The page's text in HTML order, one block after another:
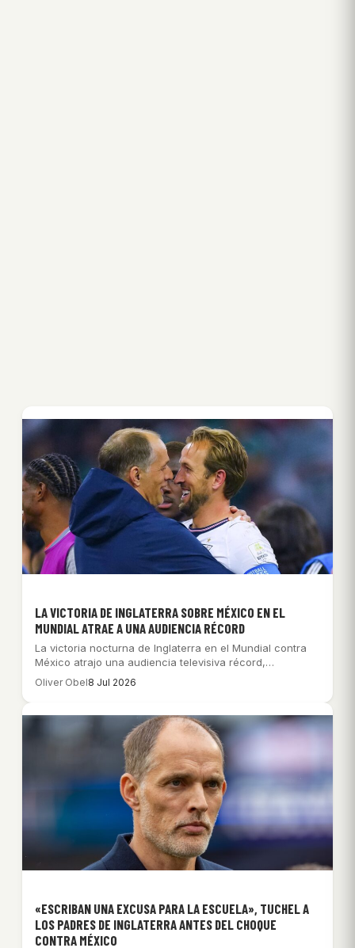
LA VICTORIA DE INGLATERRA SOBRE MÉXICO EN EL
MUNDIAL ATRAE A UNA AUDIENCIA RÉCORD
La victoria nocturna de Inglaterra en el Mundial contra
México atrajo una audiencia televisiva récord,…
Oliver Obel8 Jul 2026
«ESCRIBAN UNA EXCUSA PARA LA ESCUELA», TUCHEL A
LOS PADRES DE INGLATERRA ANTES DEL CHOQUE
CONTRA MÉXICO